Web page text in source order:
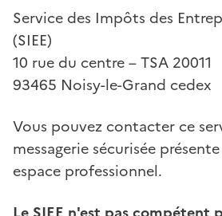
Service des Impôts des
(SIEE)
10 rue du centre – TSA 20011
93465 Noisy-le-Grand cedex
Vous pouvez contacter ce
messagerie sécurisée
espace professionnel.